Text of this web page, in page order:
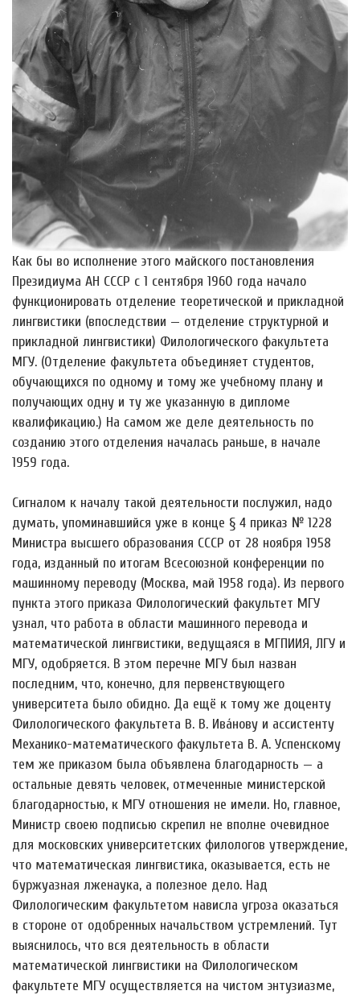
Как бы во исполнение этого майского постановления
Президиума АН СССР с 1 сентября 1960 года начало
функционировать отделение теоретической и прикладной
лингвистики (впоследствии — отделение структурной и
прикладной лингвистики) Филологического факультета
МГУ. (Отделение факультета объединяет студентов,
обучающихся по одному и тому же учебному плану и
получающих одну и ту же указанную в дипломе
квалификацию.) На самом же деле деятельность по
созданию этого отделения началась раньше, в начале
1959 года.
Сигналом к началу такой деятельности послужил, надо
думать, упоминавшийся уже в конце § 4 приказ № 1228
Министра высшего образования СССР от 28 ноября 1958
года, изданный по итогам Всесоюзной конференции по
машинному переводу (Москва, май 1958 года). Из первого
пункта этого приказа Филологический факультет МГУ
узнал, что работа в области машинного перевода и
математической лингвистики, ведущаяся в МГПИИЯ, ЛГУ и
МГУ, одобряется. В этом перечне МГУ был назван
последним, что, конечно, для первенствующего
университета было обидно. Да ещё к тому же доценту
Филологического факультета В. В. Ива́нову и ассистенту
Механико-математического факультета В. А. Успенскому
тем же приказом была объявлена благодарность — а
остальные девять человек, отмеченные министерской
благодарностью, к МГУ отношения не имели. Но, главное,
Министр своею подписью скрепил не вполне очевидное
для московских университетских филологов утверждение,
что математическая лингвистика, оказывается, есть не
буржуазная лженаука, а полезное дело. Над
Филологическим факультетом нависла угроза оказаться
в стороне от одобренных начальством устремлений. Тут
выяснилось, что вся деятельность в области
математической лингвистики на Филологическом
факультете МГУ осуществляется на чистом энтузиазме,